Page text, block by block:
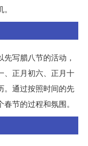
写腊八节的活动，
、正月初六、正月十
。通过按照时间的先
节的过程和氛围。